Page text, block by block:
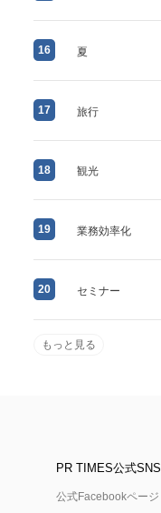
16 夏
17 旅行
18 観光
19 業務効率化
20 セミナー
もっと見る
PR TIMES公式SNS
公式Facebookページ